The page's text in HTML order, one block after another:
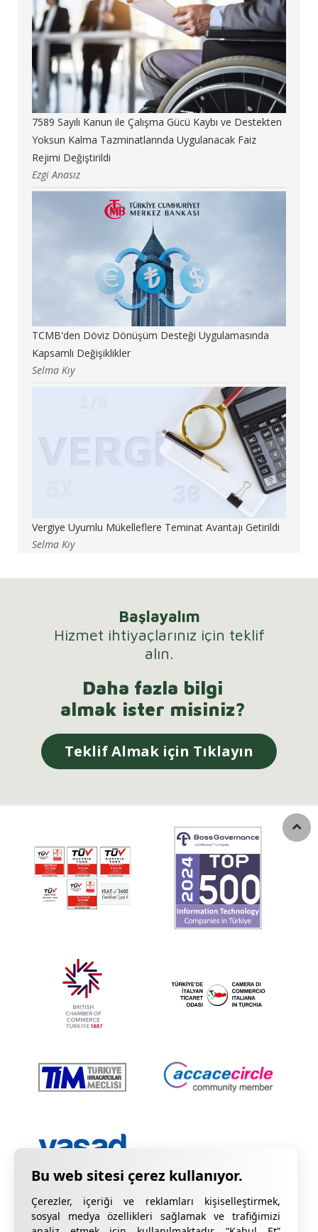
Çerezler, içeriği ve reklamları kişiselleştirmek,
sosyal medya özellikleri sağlamak ve trafiğimizi
7589 Sayılı Kanun ile Çalışma Gücü Kaybı ve Destekten
Yoksun Kalma Tazminatlarında Uygulanacak Faiz
Rejimi Değiştirildi
Ezgi Anasız
TCMB'den Döviz Dönüşüm Desteği Uygulamasında
Kapsamlı Değişiklikler
Selma Kıy
Vergiye Uyumlu Mükelleflere Teminat Avantajı Getirildi
Selma Kıy
Başlayalım
Hizmet ihtiyaçlarınız için teklif
alın.
Daha fazla bilgi
almak ister misiniz?
Teklif Almak için Tıklayın